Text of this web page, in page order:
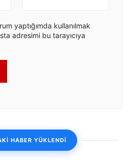
yaptığımda kullanılmak
adresimi bu tarayıcıya
HABER YÜKLENDİ